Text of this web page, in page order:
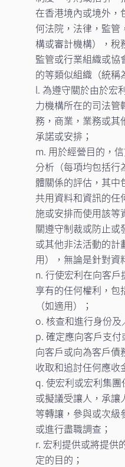
在香港境內或境外，
何法院，法律，監管
構或審計機構），稅
監管或行業組織或協
的等類似組織（統稱
l. 為遵守關於由於宏
力機構所在的司法管
務，商業，業務或其
承諾或安排；
m. 用於經營目的，
分析（每項均包括行
體關係的評估，其中
共用資料和資訊的任
施或安排而使用該等
關遵守制裁或防止或
或其他非法活動的計
用），無論是針對資
n. 行使宏利在向客
享有的任何權利，包
（如適用）；
o. 核查和進行身份及
p. 確定應向客戶支付
向客戶或向為客戶債
收取和追討任何應收
q. 使宏利或宏利集
或擬議受讓人，承讓
等轉讓，參與或次級
或進行盡職調查；
r. 宏利提供或將提供
定的目的；